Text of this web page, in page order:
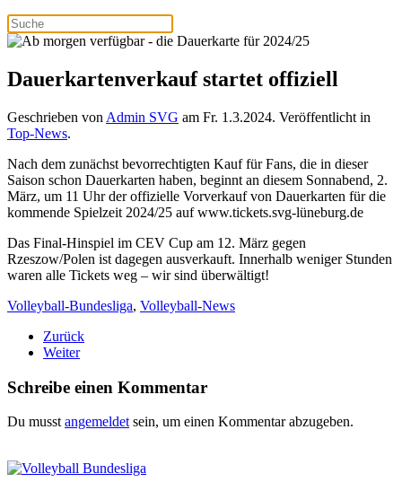
Dauerkartenverkauf startet offiziell
Geschrieben von Admin SVG am Fr. 1.3.2024. Veröffentlicht in
Top-News.
Nach dem zunächst bevorrechtigten Kauf für Fans, die in dieser
Saison schon Dauerkarten haben, beginnt an diesem Sonnabend, 2.
März, um 11 Uhr der offizielle Vorverkauf von Dauerkarten für die
kommende Spielzeit 2024/25 auf www.tickets.svg-lüneburg.de
Das Final-Hinspiel im CEV Cup am 12. März gegen
Rzeszow/Polen ist dagegen ausverkauft. Innerhalb weniger Stunden
waren alle Tickets weg – wir sind überwältigt!
Volleyball-Bundesliga, Volleyball-News
Zurück
Weiter
Schreibe einen Kommentar
Du musst angemeldet sein, um einen Kommentar abzugeben.